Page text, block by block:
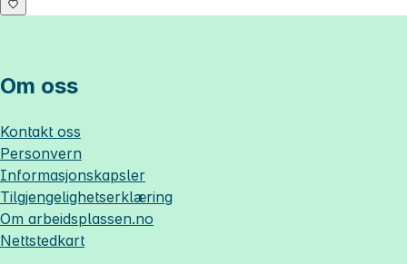
Om oss
Kontakt oss
Personvern
Informasjonskapsler
Tilgjengelighetserklæring
Om arbeidsplassen.no
Nettstedkart